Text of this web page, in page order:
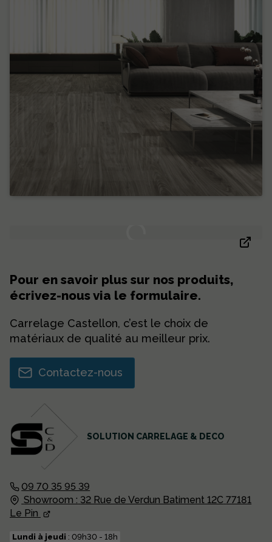
SOLUTION CARRELAGE & DECO
09 70 35 95 39
Showroom : 32 Rue de Verdun Batiment 12C 77181
Le Pin
Lundi à jeudi : 09h30 - 18h
Pour en savoir plus sur nos produits,
écrivez-nous via le formulaire.
Carrelage Castellon, c’est le choix de
matériaux de qualité au meilleur prix.
Contactez-nous